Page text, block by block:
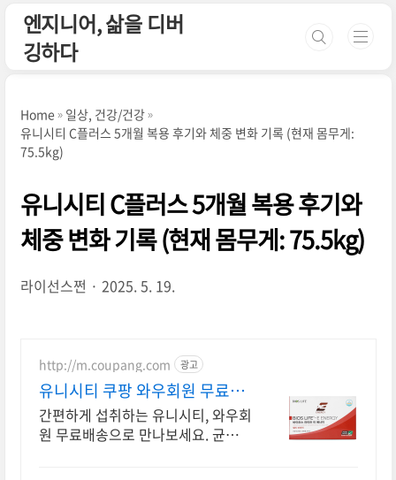
엔지니어, 삶을 디버
깅하다
Home
일상, 건강/건강
유니시티 C플러스 5개월 복용 후기와 체중 변화 기록 (현재 몸무게:
75.5kg)
유니시티 C플러스 5개월 복용 후기와
체중 변화 기록 (현재 몸무게: 75.5kg)
라이선스쩐 2025. 5. 19.
http://m.coupang.com 광고
유니시티 쿠팡 와우회원 무료배
송
간편하게 섭취하는 유니시티, 와우회
원 무료배송으로 만나보세요. 균형